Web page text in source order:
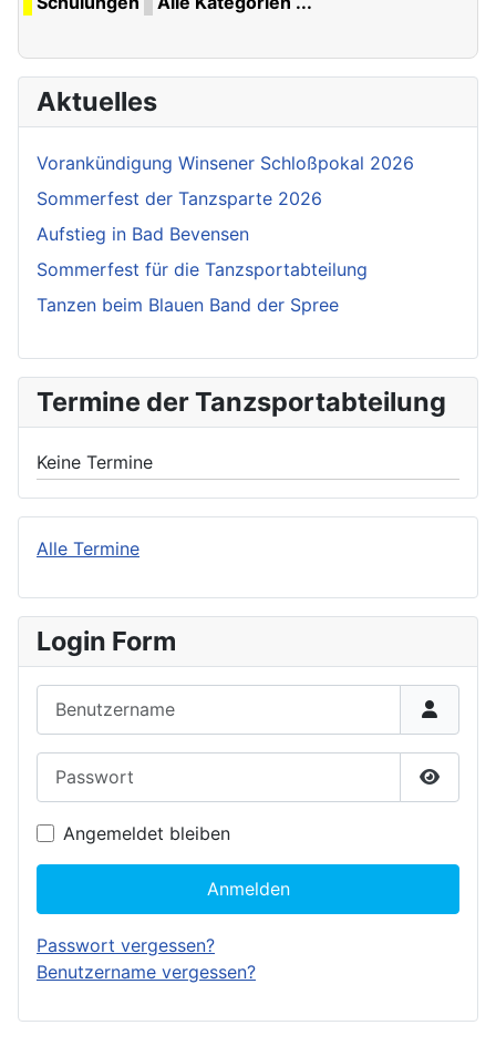
Aktuelles
Vorankündigung Winsener Schloßpokal 2026
Sommerfest der Tanzsparte 2026
Aufstieg in Bad Bevensen
Sommerfest für die Tanzsportabteilung
Tanzen beim Blauen Band der Spree
Termine der Tanzsportabteilung
Keine Termine
Alle Termine
Login Form
Angemeldet bleiben
Anmelden
Passwort vergessen?
Benutzername vergessen?